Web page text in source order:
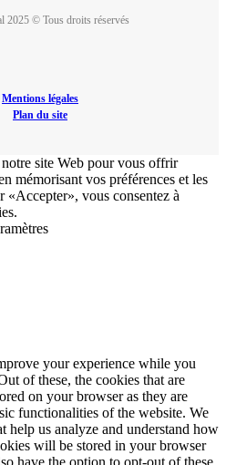
2025 © Tous droits réservés
Mentions légales
Plan du site
site Web pour vous offrir
mémorisant vos préférences et les
«Accepter», vous consentez à
your experience while you
of these, the cookies that are
on your browser as they are
functionalities of the website. We
help us analyze and understand how
will be stored in your browser
have the option to opt-out of these